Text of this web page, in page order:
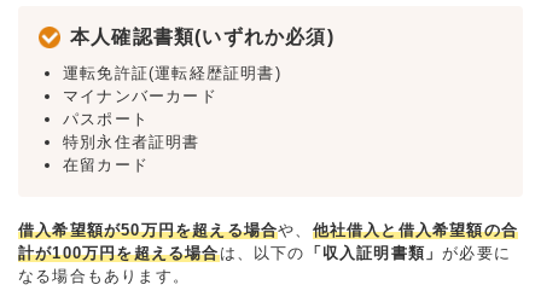
本人確認書類(いずれか必須)
運転免許証(運転経歴証明書)
マイナンバーカード
パスポート
特別永住者証明書
在留カード
借入希望額が50万円を超える場合や、 他社借入と借入希望額の合
計が100万円を超える場合は、以下の 「収入証明書類」が必要に
なる場合もあります。